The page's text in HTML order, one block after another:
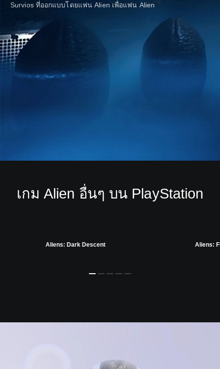
Survios ที่ออกแบบโดยแฟน Alien เพื่อแฟน Alien
เกม Alien อื่นๆ บน PlayStation
Aliens: Dark Descent Aliens: